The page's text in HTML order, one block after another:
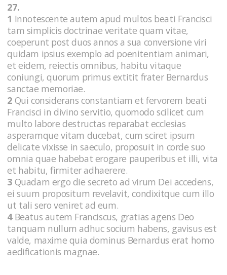
27.
1 Innotescente autem apud multos beati Francisci
tam simplicis doctrinae veritate quam vitae,
coeperunt post duos annos a sua conversione viri
quidam ipsius exemplo ad poenitentiam animari,
et eidem, reiectis omnibus, habitu vitaque
coniungi, quorum primus extitit frater Bernardus
sanctae memoriae.
2 Qui considerans constantiam et fervorem beati
Francisci in divino servitio, quomodo scilicet cum
multo labore destructas reparabat ecclesias
asperamque vitam ducebat, cum sciret ipsum
delicate vixisse in saeculo, proposuit in corde suo
omnia quae habebat erogare pauperibus et illi, vita
et habitu, firmiter adhaerere.
3 Quadam ergo die secreto ad virum Dei accedens,
ei suum propositum revelavit, condixitque cum illo
ut tali sero veniret ad eum.
4Beatus autem Franciscus, gratias agens Deo
tanquam nullum adhuc socium habens, gavisus est
valde, maxime quia dominus Bernardus erat homo
aedificationis magnae.